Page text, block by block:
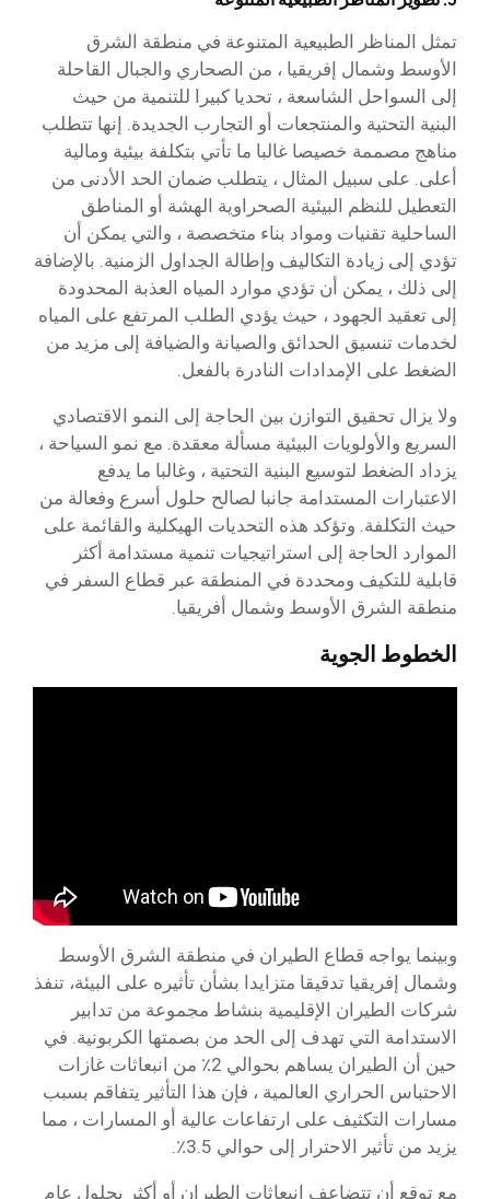
تمثل المناظر الطبيعية المتنوعة في منطقة الشرق
الأوسط وشمال إفريقيا ، من الصحاري والجبال القاحلة
إلى السواحل الشاسعة ، تحديا كبيرا للتنمية من حيث
البنية التحتية والمنتجعات أو التجارب الجديدة. إنها تتطلب
مناهج مصممة خصيصا غالبا ما تأتي بتكلفة بيئية ومالية
أعلى. على سبيل المثال ، يتطلب ضمان الحد الأدنى من
التعطيل للنظم البيئية الصحراوية الهشة أو المناطق
الساحلية تقنيات ومواد بناء متخصصة ، والتي يمكن أن
تؤدي إلى زيادة التكاليف وإطالة الجداول الزمنية. بالإضافة
إلى ذلك ، يمكن أن تؤدي موارد المياه العذبة المحدودة
إلى تعقيد الجهود ، حيث يؤدي الطلب المرتفع على المياه
لخدمات تنسيق الحدائق والصيانة والضيافة إلى مزيد من
الضغط على الإمدادات النادرة بالفعل.
ولا يزال تحقيق التوازن بين الحاجة إلى النمو الاقتصادي
السريع والأولويات البيئية مسألة معقدة. مع نمو السياحة ،
يزداد الضغط لتوسيع البنية التحتية ، وغالبا ما يدفع
الاعتبارات المستدامة جانبا لصالح حلول أسرع وفعالة من
حيث التكلفة. وتؤكد هذه التحديات الهيكلية والقائمة على
الموارد الحاجة إلى استراتيجيات تنمية مستدامة أكثر
قابلية للتكيف ومحددة في المنطقة عبر قطاع السفر في
منطقة الشرق الأوسط وشمال أفريقيا.
الخطوط الجوية
وبينما يواجه قطاع الطيران في منطقة الشرق الأوسط
وشمال إفريقيا تدقيقا متزايدا بشأن تأثيره على البيئة، تنفذ
شركات الطيران الإقليمية بنشاط مجموعة من تدابير
الاستدامة التي تهدف إلى الحد من بصمتها الكربونية. في
حين أن الطيران يساهم بحوالي 2٪ من انبعاثات غازات
الاحتباس الحراري العالمية ، فإن هذا التأثير يتفاقم بسبب
مسارات التكثيف على ارتفاعات عالية أو المسارات ، مما
يزيد من تأثير الاحترار إلى حوالي 3.5٪.
مع توقع أن تتضاعف انبعاثات الطيران أو أكثر بحلول عام